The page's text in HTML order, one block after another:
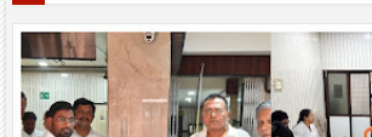
एकादशी पर बिर्ला मंदिर में भव्य महाआरती, श्रद्धालुओं की उमड़ी भीड़।